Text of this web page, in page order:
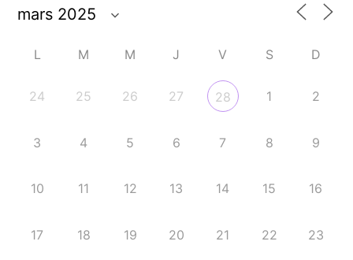
L M M J V S D
24 25 26 27 28 1 2
3 4 5 6 7 8 9
10 11 12 13 14 15 16
17 18 19 20 21 22 23